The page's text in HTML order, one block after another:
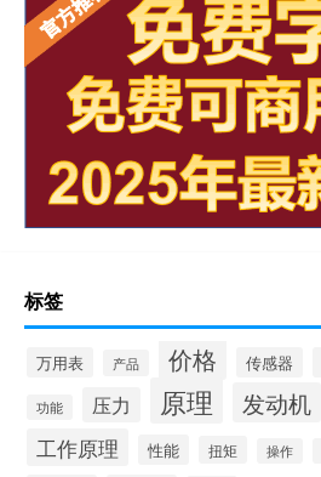
标签
万用表 产品 价格 传感器
功能 压力 原理 发动机
工作原理 性能 扭矩 操作